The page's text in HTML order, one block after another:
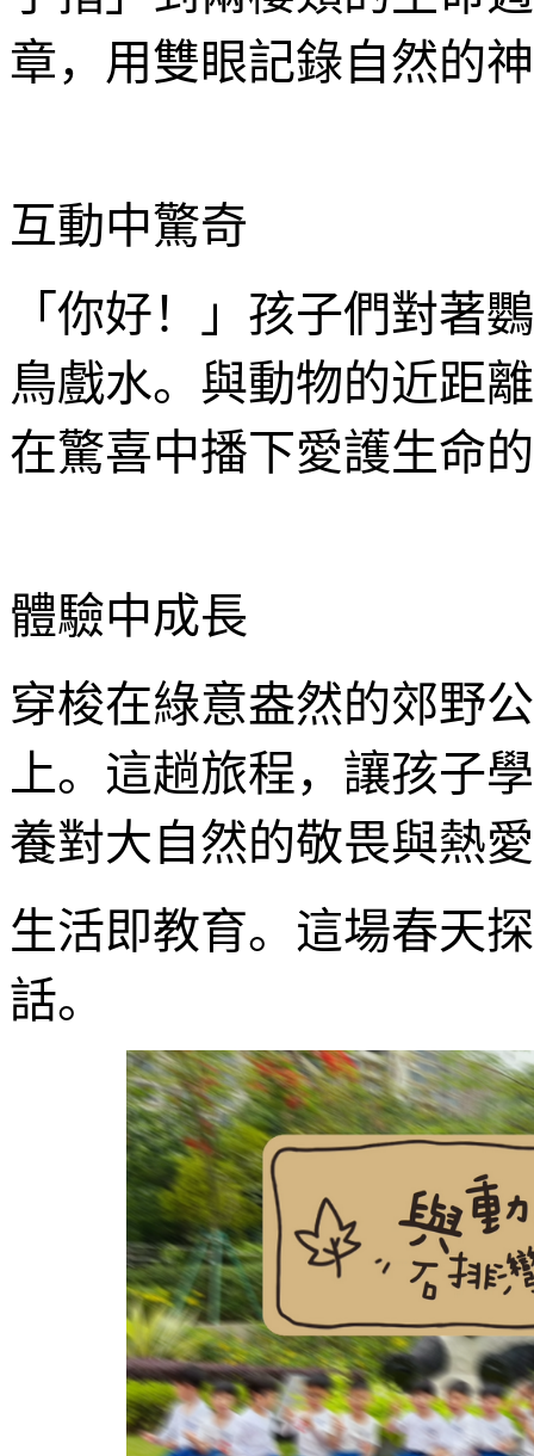
章，用雙眼記錄自然的
互動中驚奇
「你好！」孩子們對著
鳥戲水。與動物的近距
在驚喜中播下愛護生命
體驗中成長
穿梭在綠意盎然的郊野
上。這趟旅程，讓孩子
養對大自然的敬畏與熱
生活即教育。這場春天
話。